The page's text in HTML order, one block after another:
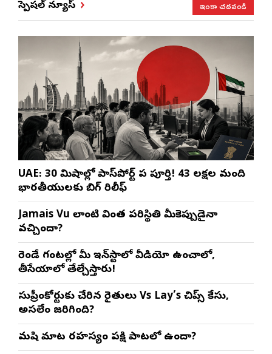
స్పెషల్ న్యూస్ ఇంకా చదవండి
UAE: 30 నిమిషాల్లో పాస్‌పోర్ట్ పని పూర్తి! 43 లక్షల మంది
భారతీయులకు బిగ్ రిలీఫ్
Jamais Vu లాంటి వింత పరిస్థితి మీకెప్పుడైనా
వచ్చిందా?
రెండే గంటల్లో మీ ఇన్‌స్టాలో వీడియో ఉంచాలో,
తీసేయాలో తేల్చేస్తారు!
సుప్రీంకోర్టుకు చేరిన రైతులు Vs Lay’s చిప్స్‌ కేసు,
అసలేం జరిగింది?
మనిషి మాట రహస్యం పక్షి పాటలో ఉందా?